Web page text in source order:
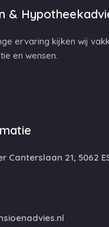
&
ervaring kijken wij
en wensen.
Canterslaan 21, 5062